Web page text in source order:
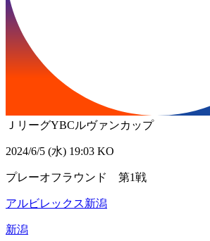
ＪリーグYBCルヴァンカップ
2024/6/5 (水) 19:03 KO
プレーオフラウンド 第1戦
アルビレックス新潟
新潟